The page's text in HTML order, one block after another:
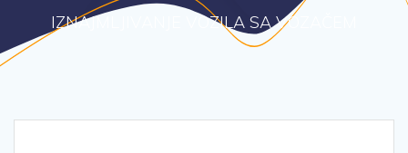
IZNAJMLJIVANJE VOZILA SA VOZAČEM